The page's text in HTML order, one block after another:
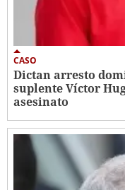
CASO
Dictan arresto
suplente Víctor
asesinato